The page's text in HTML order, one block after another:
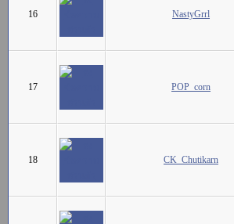
16 NastyGrrl
17 POP_corn
18 CK_Chutikarn